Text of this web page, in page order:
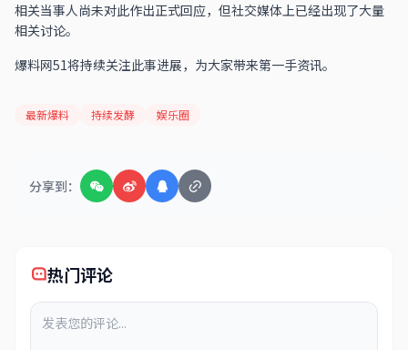
相关当事人尚未对此作出正式回应，但社交媒体上已经出现了大量
相关讨论。
爆料网51将持续关注此事进展，为大家带来第一手资讯。
最新爆料 持续发酵 娱乐圈
分享到：
热门评论